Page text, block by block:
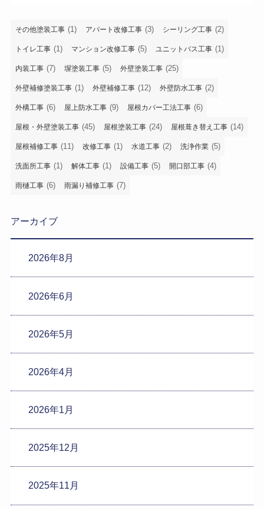
その他塗装工事 (1) アパート改修工事 (3) シーリング工事 (2)
トイレ工事 (1) マンション改修工事 (5) ユニットバス工事 (1)
内装工事 (7) 塀塗装工事 (5) 外壁塗装工事 (25)
外壁補修塗装工事 (1) 外壁補修工事 (12) 外壁防水工事 (2)
外構工事 (6) 屋上防水工事 (9) 屋根カバー工法工事 (6)
屋根・外壁塗装工事 (45) 屋根塗装工事 (24) 屋根葺き替え工事 (14)
屋根補修工事 (11) 改修工事 (1) 水道工事 (2) 洗浄作業 (5)
洗面所工事 (1) 解体工事 (1) 設備工事 (5) 開口部工事 (4)
雨樋工事 (6) 雨漏り補修工事 (7)
アーカイブ
2026年8月
2026年6月
2026年5月
2026年4月
2026年1月
2025年12月
2025年11月